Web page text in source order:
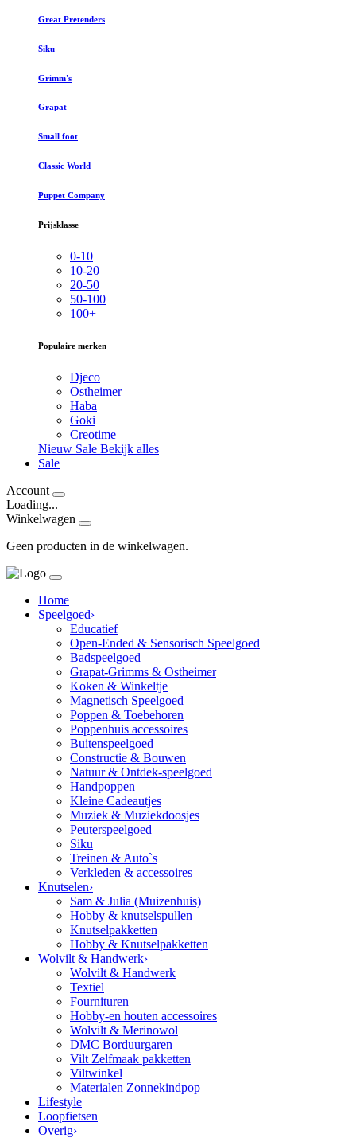
Great Pretenders
Siku
Grimm's
Grapat
Small foot
Classic World
Puppet Company
Prijsklasse
0-10
10-20
20-50
50-100
100+
Populaire merken
Djeco
Ostheimer
Haba
Goki
Creotime
Nieuw Sale Bekijk alles
Sale
Account
Loading...
Winkelwagen
Geen producten in de winkelwagen.
Home
Speelgoed›
Educatief
Open-Ended & Sensorisch Speelgoed
Badspeelgoed
Grapat-Grimms & Ostheimer
Koken & Winkeltje
Magnetisch Speelgoed
Poppen & Toebehoren
Poppenhuis accessoires
Buitenspeelgoed
Constructie & Bouwen
Natuur & Ontdek-speelgoed
Handpoppen
Kleine Cadeautjes
Muziek & Muziekdoosjes
Peuterspeelgoed
Siku
Treinen & Auto`s
Verkleden & accessoires
Knutselen›
Sam & Julia (Muizenhuis)
Hobby & knutselspullen
Knutselpakketten
Hobby & Knutselpakketten
Wolvilt & Handwerk›
Wolvilt & Handwerk
Textiel
Fournituren
Hobby-en houten accessoires
Wolvilt & Merinowol
DMC Borduurgaren
Vilt Zelfmaak pakketten
Viltwinkel
Materialen Zonnekindpop
Lifestyle
Loopfietsen
Overig›